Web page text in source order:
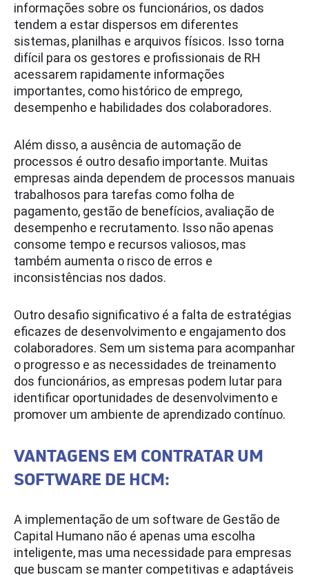
informações sobre os funcionários, os dados
tendem a estar dispersos em diferentes
sistemas, planilhas e arquivos físicos. Isso torna
difícil para os gestores e profissionais de RH
acessarem rapidamente informações
importantes, como histórico de emprego,
desempenho e habilidades dos colaboradores.
Além disso, a ausência de automação de
processos é outro desafio importante. Muitas
empresas ainda dependem de processos manuais
trabalhosos para tarefas como folha de
pagamento, gestão de benefícios, avaliação de
desempenho e recrutamento. Isso não apenas
consome tempo e recursos valiosos, mas
também aumenta o risco de erros e
inconsistências nos dados.
Outro desafio significativo é a falta de estratégias
eficazes de desenvolvimento e engajamento dos
colaboradores. Sem um sistema para acompanhar
o progresso e as necessidades de treinamento
dos funcionários, as empresas podem lutar para
identificar oportunidades de desenvolvimento e
promover um ambiente de aprendizado contínuo.
VANTAGENS EM CONTRATAR UM
SOFTWARE DE HCM:
A implementação de um software de Gestão de
Capital Humano não é apenas uma escolha
inteligente, mas uma necessidade para empresas
que buscam se manter competitivas e adaptáveis